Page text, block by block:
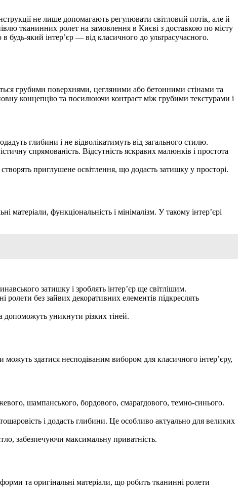
не лише допомагають регулювати світловий потік, але й
тканинних ролет на замовлення в Києві з доставкою по місту
будь-який інтер’єр — від класичного до ультрасучасного.
грубими поверхнями, цегляними або бетонними стінами та
концепцію та посилюючи контраст між грубими текстурами і
глибини і не відволікатимуть від загального стилю.
спрямованість. Відсутність яскравих малюнків і простота
приглушене освітлення, що додасть затишку у просторі.
функціональність і мінімалізм. У такому інтер’єрі
затишку і зроблять інтер’єр ще світлішим.
без зайвих декоративних елементів підкреслять
допоможуть уникнути різких тіней.
здатися несподіваним вибором для класичного інтер’єру,
шампанського, бордового, смарагдового, темно-синього.
і додасть глибини. Це особливо актуально для великих
забезпечуючи максимальну приватність.
та оригінальні матеріали, що робить тканинні ролети